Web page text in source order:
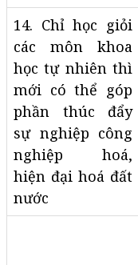
14. Chỉ học giỏi
các môn khoa
học tự nhiên thì
mới có thể góp
phần thúc đẩy
sự nghiệp công
nghiệp hoá,
hiện đại hoá đất
nước